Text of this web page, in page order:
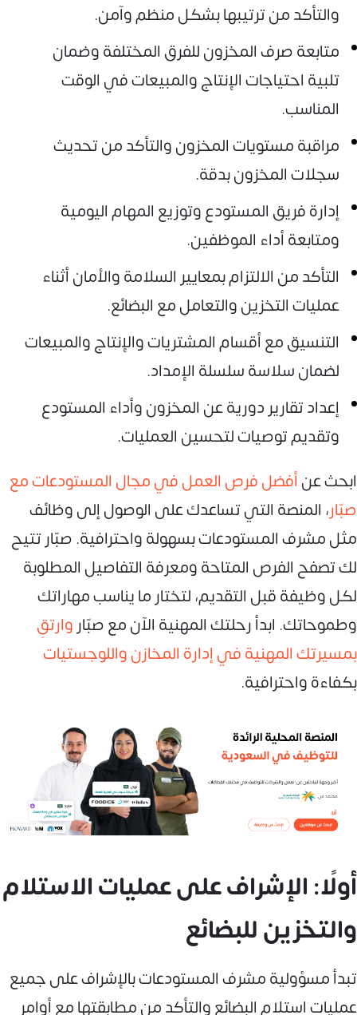
والتأكد من ترتيبها بشكل منظم وآمن.
متابعة صرف المخزون للفرق المختلفة وضمان
تلبية احتياجات الإنتاج والمبيعات في الوقت
المناسب.
مراقبة مستويات المخزون والتأكد من تحديث
سجلات المخزون بدقة.
إدارة فريق المستودع وتوزيع المهام اليومية
ومتابعة أداء الموظفين.
التأكد من الالتزام بمعايير السلامة والأمان أثناء
عمليات التخزين والتعامل مع البضائع.
التنسيق مع أقسام المشتريات والإنتاج والمبيعات
لضمان سلاسة سلسلة الإمداد.
إعداد تقارير دورية عن المخزون وأداء المستودع
وتقديم توصيات لتحسين العمليات.
ابحث عنأفضل فرص العمل في مجال المستودعات مع
صبّار، المنصة التي تساعدك على الوصول إلى وظائف
مثل مشرف المستودعات بسهولة واحترافية. صبّار تتيح
لك تصفح الفرص المتاحة ومعرفة التفاصيل المطلوبة
لكل وظيفة قبل التقديم، لتختار ما يناسب مهاراتك
وطموحاتك. ابدأ رحلتك المهنية الآن مع صبّار وارتقِ
بمسيرتك المهنية في إدارة المخازن واللوجستيات
بكفاءة واحترافية.
أولًا: الإشراف على عمليات الاستلام
والتخزين للبضائع
تبدأ مسؤولية مشرف المستودعات بالإشراف على جميع
عمليات استلام البضائع والتأكد من مطابقتها مع أوامر